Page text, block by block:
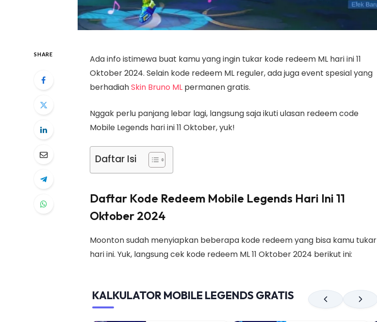
SHARE
Ada info istimewa buat kamu yang ingin tukar kode redeem ML hari ini 11
Oktober 2024. Selain kode redeem ML reguler, ada juga event spesial yang
berhadiahSkin Bruno ML permanen gratis.
Nggak perlu panjang lebar lagi, langsung saja ikuti ulasan redeem code
Mobile Legends hari ini 11 Oktober, yuk!
Daftar Isi
Daftar Kode Redeem Mobile Legends Hari Ini 11
Oktober 2024
Moonton sudah menyiapkan beberapa kode redeem yang bisa kamu tukar
hari ini. Yuk, langsung cek kode redeem ML 11 Oktober 2024 berikut ini:
KALKULATOR MOBILE LEGENDS GRATIS